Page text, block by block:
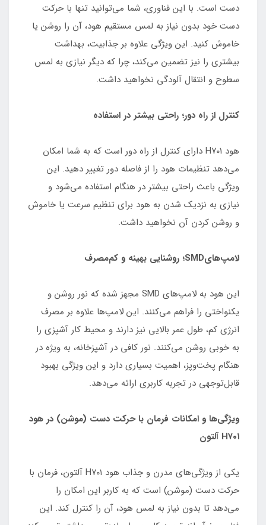
دست است. با این فناوری، شما می‌توانید تنها با حرکت
دست خود بدون نیاز به لمس مستقیم هود، آن را روشن یا
خاموش کنید. این ویژگی علاوه بر جذابیت، بهداشت
بیشتری را نیز تضمین می‌کند، چرا که دیگر نیازی به لمس
سطوح و انتقال آلودگی نخواهید داشت.
کنترل از راه دور؛ راحتی بیشتر در استفاده
هود H۷۰۱ دارای کنترل از راه دور است که به شما امکان
می‌دهد تنظیمات هود را از فاصله دور تغییر دهید. این
ویژگی باعث راحتی بیشتر در هنگام استفاده می‌شود و
نیازی به نزدیک شدن به هود برای تنظیم سرعت یا خاموش
و روشن کردن آن نخواهید داشت.
لامپ‌هایSMD؛ روشنایی بهینه و کم‌مصرف
این هود به لامپ‌های SMD مجهز شده که نور روشن و
یکنواختی را فراهم می‌کنند. این لامپ‌ها علاوه بر مصرف
انرژی کم، طول عمر بالایی نیز دارند و محیط کار آشپزی را
به خوبی روشن می‌کنند. نور کافی در آشپزخانه، به ویژه در
هنگام پخت‌وپز، اهمیت بسیاری دارد و این ویژگی بهبود
قابل‌توجهی در تجربه کاربری ارائه می‌دهد.
ویژگی‌ها و امکانات فرمان با حرکت دست (موشن) در هود
H۷۰۱ آلتون
یکی از ویژگی‌های مدرن و جذاب هود H۷۰۱ آلتون، فرمان با
حرکت دست (موشن) است که به کاربر این امکان را
می‌دهد تا بدون نیاز به لمس هود، آن را کنترل کند. این